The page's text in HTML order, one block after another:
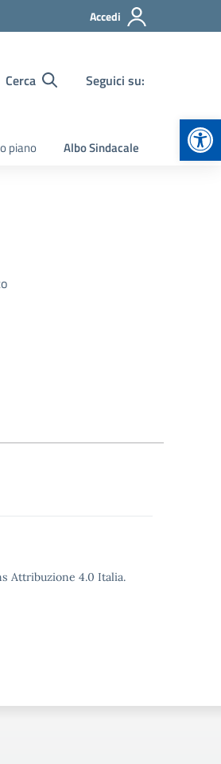
Accedi
Cerca Seguici su:
piano Albo Sindacale
Attribuzione 4.0 Italia.